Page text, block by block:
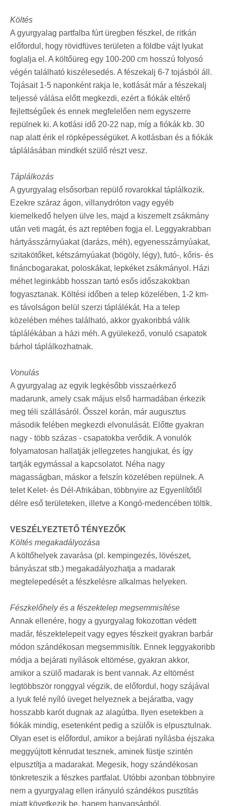
Költés
A gyurgyalag partfalba fúrt üregben fészkel, de ritkán
előfordul, hogy rövidfüves területen a földbe vájt lyukat
foglalja el. A költőüreg egy 100-200 cm hosszú folyosó
végén található kiszélesedés. A fészekalj 6-7 tojásból áll.
Tojásait 1-5 naponként rakja le, kotlását már a fészekalj
teljessé válása előtt megkezdi, ezért a fiókák eltérő
fejlettségűek és ennek megfelelően nem egyszerre
repülnek ki. A kotlási idő 20-22 nap, míg a fiókák kb. 30
nap alatt érik el röpképességüket. A kotlásban és a fiókák
táplálásában mindkét szülő részt vesz.
Táplálkozás
A gyurgyalag elsősorban repülő rovarokkal táplálkozik.
Ezekre száraz ágon, villanydróton vagy egyéb
kiemelkedő helyen ülve les, majd a kiszemelt zsákmány
után veti magát, és azt reptében fogja el. Leggyakrabban
hártyásszárnyúakat (darázs, méh), egyenesszárnyúakat,
szitakötőket, kétszárnyúakat (bögöly, légy), futó-, kőris- és
fináncbogarakat, poloskákat, lepkéket zsákmányol. Házi
méhet leginkább hosszan tartó esős időszakokban
fogyasztanak. Költési időben a telep közelében, 1-2 km-
es távolságon belül szerzi táplálékát. Ha a telep
közelében méhes található, akkor gyakoribbá válik
táplálékában a házi méh. A gyülekező, vonuló csapatok
bárhol táplálkozhatnak.
Vonulás
A gyurgyalag az egyik legkésőbb visszaérkező
madarunk, amely csak május első harmadában érkezik
meg téli szállásáról. Ősszel korán, már augusztus
második felében megkezdi elvonulását. Előtte gyakran
nagy - több százas - csapatokba verődik. A vonulók
folyamatosan hallatják jellegzetes hangjukat, és így
tartják egymással a kapcsolatot. Néha nagy
magasságban, máskor a felszín közelében repülnek. A
telet Kelet- és Dél-Afrikában, többnyire az Egyenlítőtől
délre eső területeken, illetve a Kongó-medencében töltik.
VESZÉLYEZTETŐ TÉNYEZŐK
Költés megakadályozása
A költőhelyek zavarása (pl. kempingezés, lövészet,
bányászat stb.) megakadályozhatja a madarak
megtelepedését a fészkelésre alkalmas helyeken.
Fészkelőhely és a fészektelep megsemmisítése
Annak ellenére, hogy a gyurgyalag fokozottan védett
madár, fészektelepeit vagy egyes fészkeit gyakran barbár
módon szándékosan megsemmisítik. Ennek leggyakoribb
módja a bejárati nyílások eltömése, gyakran akkor,
amikor a szülő madarak is bent vannak. Az eltömést
legtöbbször ronggyal végzik, de előfordul, hogy szájával
a lyuk felé nyíló üveget helyeznek a bejáratba, vagy
hosszabb karót dugnak az alagútba. Ilyen esetekben a
fiókák mindig, esetenként pedig a szülők is elpusztulnak.
Olyan eset is előfordul, amikor a bejárati nyílásba éjszaka
meggyújtott kénrudat tesznek, aminek füstje szintén
elpusztítja a madarakat. Megesik, hogy szándékosan
tönkreteszik a fészkes partfalat. Utóbbi azonban többnyire
nem a gyurgyalag ellen irányuló szándékos pusztítás
miatt következik be, hanem hanyagságból,